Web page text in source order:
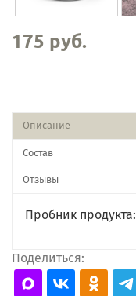
175 руб.
Описание
Состав
Отзывы
Пробник продукта:
Поделиться: